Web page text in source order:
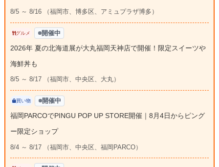
8/5 ～ 8/16 （福岡市、博多区、アミュプラザ博多）
グルメ 開催中
2026年 夏の北海道展が大丸福岡天神店で開催！限定スイーツや
海鮮丼も
8/5 ～ 8/17 （福岡市、中央区、大丸）
買い物 開催中
福岡PARCOでPINGU POP UP STORE開催｜8月4日からピング
ー限定ショップ
8/4 ～ 8/17 （福岡市、中央区、福岡PARCO）